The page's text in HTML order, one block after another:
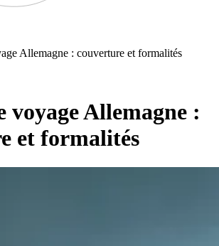
Allemagne : couverture et formalités
voyage Allemagne :
et formalités